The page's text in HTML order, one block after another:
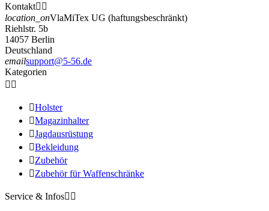
Kontakt 
location_onVlaMiTex UG (haftungsbeschränkt)
Riehlstr. 5b
14057 Berlin
Deutschland
emailsupport@5-56.de
Kategorien
 
Holster
Magazinhalter
Jagdausrüstung
Bekleidung
Zubehör
Zubehör für Waffenschränke
Service & Infos 